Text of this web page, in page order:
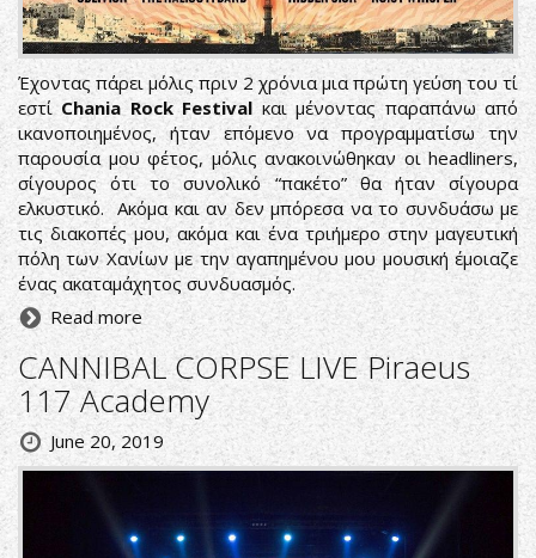
Έχοντας πάρει μόλις πριν 2 χρόνια μια πρώτη γεύση του τί
εστίChania Rock Festival και μένοντας παραπάνω από
ικανοποιημένος, ήταν επόμενο να προγραμματίσω την
παρουσία μου φέτος, μόλις ανακοινώθηκαν οι headliners,
σίγουρος ότι το συνολικό “πακέτο” θα ήταν σίγουρα
ελκυστικό. Ακόμα και αν δεν μπόρεσα να το συνδυάσω με
τις διακοπές μου, ακόμα και ένα τριήμερο στην μαγευτική
πόλη των Χανίων με την αγαπημένου μου μουσική έμοιαζε
ένας ακαταμάχητος συνδυασμός.
Read more
CANNIBAL CORPSE LIVE Piraeus
117 Academy
June 20, 2019